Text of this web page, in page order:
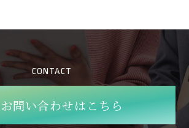
CONTACT
お問い合わせはこちら